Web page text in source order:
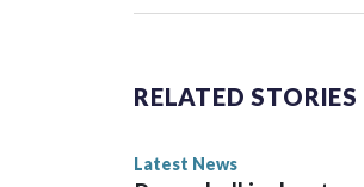
custodia del Servicio de
de permanecer legalmente
el país”, dijo uno de los
depende de la autorización
RELATED STORIES
Latest News